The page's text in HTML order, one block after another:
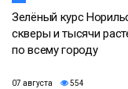
Зелёный курс
скверы и тысячи
по всему городу
07 августа 554